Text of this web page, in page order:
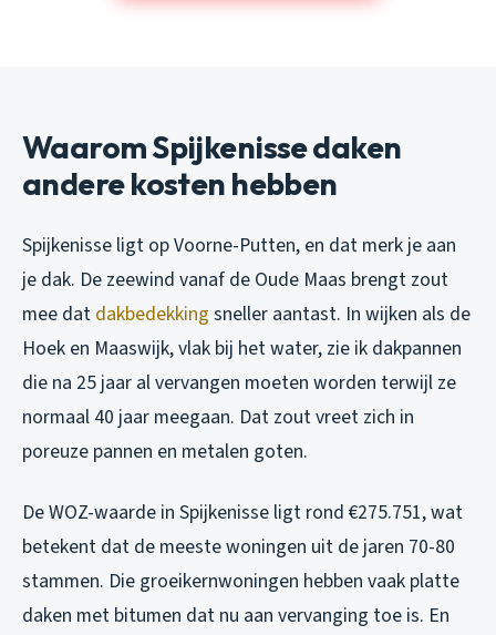
Waarom Spijkenisse daken
andere kosten hebben
Spijkenisse ligt op Voorne-Putten, en dat merk je aan
je dak. De zeewind vanaf de Oude Maas brengt zout
mee dat dakbedekking sneller aantast. In wijken als de
Hoek en Maaswijk, vlak bij het water, zie ik dakpannen
die na 25 jaar al vervangen moeten worden terwijl ze
normaal 40 jaar meegaan. Dat zout vreet zich in
poreuze pannen en metalen goten.
De WOZ-waarde in Spijkenisse ligt rond €275.751, wat
betekent dat de meeste woningen uit de jaren 70-80
stammen. Die groeikernwoningen hebben vaak platte
daken met bitumen dat nu aan vervanging toe is. En